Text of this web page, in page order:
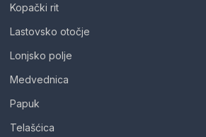
Kopački rit
Lastovsko otočje
Lonjsko polje
Medvednica
Papuk
Telašćica